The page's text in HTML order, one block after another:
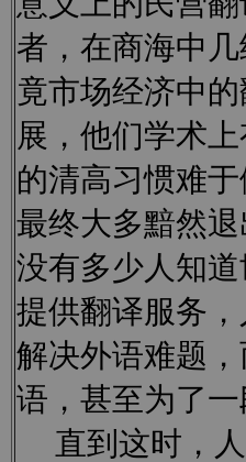
者，在商海中
竟市场经济中
展，他们学术
的清高习惯难
最终大多黯然
没有多少人知
提供翻译服务
解决外语难题
语，甚至为了
直到这时，人